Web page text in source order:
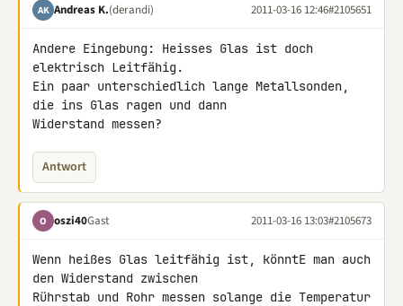
AK Andreas K.(derandi) 2011-03-16 12:46#2105651
Andere Eingebung: Heisses Glas ist doch
elektrisch Leitfähig.
Ein paar unterschiedlich lange Metallsonden,
die ins Glas ragen und dann
Widerstand messen?
Antwort
O oszi40Gast 2011-03-16 13:03#2105673
Wenn heißes Glas leitfähig ist, könntE man auch
den Widerstand zwischen
Rührstab und Rohr messen solange die Temperatur